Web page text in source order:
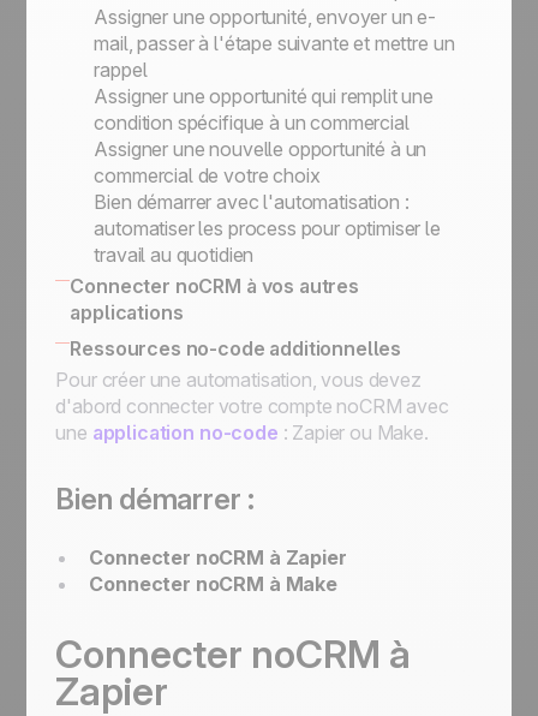
Assigner une opportunité, envoyer un e-
mail, passer à l'étape suivante et mettre un
rappel
Assigner une opportunité qui remplit une
condition spécifique à un commercial
Assigner une nouvelle opportunité à un
commercial de votre choix
Bien démarrer avec l'automatisation :
automatiser les process pour optimiser le
travail au quotidien
Connecter noCRM à vos autres
applications
Comment afficher sur vos opportunités des
informations de votre SI
Comment s'interconnecter : Zapier, API,
intégrations directes
Ressources no-code additionnelles
Pour créer une automatisation, vous devez
d'abord connecter votre compte noCRM avec
une application no-code : Zapier ou Make.
Bien démarrer :
Connecter noCRM à Zapier
Connecter noCRM à Make
Connecter noCRM à
Zapier